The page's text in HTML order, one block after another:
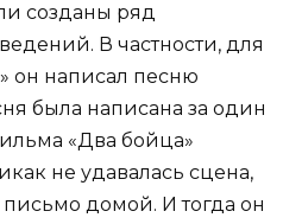
созданы ряд
В частности, для
он написал песню
была написана за один
«Два бойца»
не удавалась сцена,
домой. И тогда он